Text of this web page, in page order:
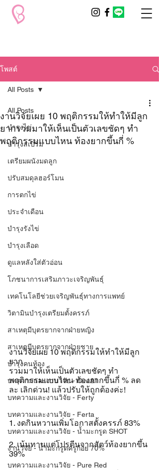
โพสต์
All Posts
บำรุงไข่
บำรุงสเปิร์ม
เตรียมผนังมดลูก
ปรับสมดุลฮอร์โมน
การตกไข่
ประจำเดือน
บำรุงรังไข่
บำรุงเลือด
ดูแลหลังใส่ตัวอ่อน
โภชนาการเสริมภาวะเจริญพันธุ์
เทคโนโลยีช่วยเจริญพันธุ์ทางการแพทย์
วิตามินบำรุงเตรียมตั้งครรภ์
สาเหตุมีบุตรยากจากฝ่ายหญิง
สาเหตุมีบุตรยากจากฝ่ายชาย
บำรุงคนท้อง
บทความและงานวิจัย - OvaAll
บทความและงานวิจัย - Ferty
บทความและงานวิจัย - Ferta
บทความและงานวิจัย - น้ำมะกรูด SHOT
งานวิจัย - น้ำมะกรูดครูก้อย 70%
บทความและงานวิจัย - Pure Red
All Posts
งานวิจัยเผย 10 พฤติกรรมให้ทำให้มีลูก
ยากรวมมาให้เห็นเป็นตัวเลขชัดๆ ทำ
พฤติกรรมแบบไหน ท้องยากขึ้นกี่ %
งานวิจัยเผย 10 พฤติกรรมให้ทำให้มีลูก
ยาก
รวมมาให้เห็นเป็นตัวเลขชัดๆ ทำ
พฤติกรรมแบบไหน ท้องยากขึ้นกี่ % ลด
ละ เลิกด่วน! แล้วปรับให้ถูกต้องค่ะ!
1. งดกินหวานเพิ่มโอกาสตั้งครรภ์ 83%
2. เน้นทานแต่โปรตีนจากสัตว์ท้องยากขึ้น
39%